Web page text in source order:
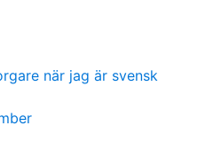
när jag är svensk